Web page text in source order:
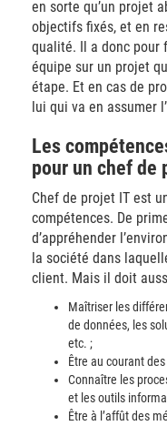
en sorte qu’un projet
objectifs fixés, et en
qualité. Il a donc pour
équipe sur un projet
étape. Et en cas de
lui qui va en assumer
Les
pour un chef de
Chef de projet IT est
compétences. De
d’appréhender
la société dans
client. Mais il doit
Maîtriser les
de données, les
etc. ;
Être au courant
Connaître les
et les outils
Être à l’affût des